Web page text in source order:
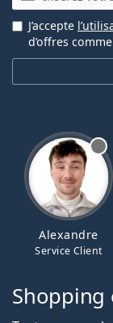
J’accepte
d’offres
Alexandre
Service Client
Shopping